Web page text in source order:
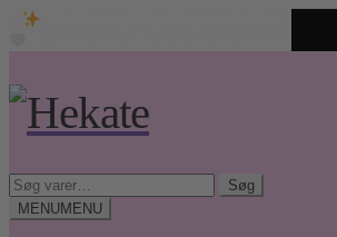
navigation
indhold
Søg
efter:
Søg
MENUMENU